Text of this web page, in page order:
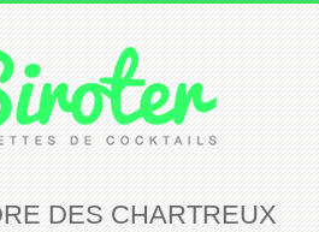
DES CHARTREUX